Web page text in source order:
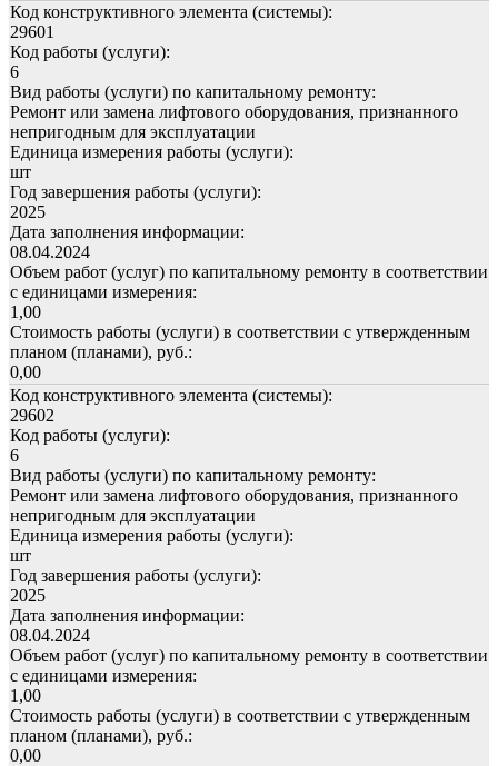
Код конструктивного элемента (системы):
29601
Код работы (услуги):
6
Вид работы (услуги) по капитальному ремонту:
Ремонт или замена лифтового оборудования, признанного
непригодным для эксплуатации
Единица измерения работы (услуги):
шт
Год завершения работы (услуги):
2025
Дата заполнения информации:
08.04.2024
Объем работ (услуг) по капитальному ремонту в соответствии
с единицами измерения:
1,00
Стоимость работы (услуги) в соответствии с утвержденным
планом (планами), руб.:
0,00
Код конструктивного элемента (системы):
29602
Код работы (услуги):
6
Вид работы (услуги) по капитальному ремонту:
Ремонт или замена лифтового оборудования, признанного
непригодным для эксплуатации
Единица измерения работы (услуги):
шт
Год завершения работы (услуги):
2025
Дата заполнения информации:
08.04.2024
Объем работ (услуг) по капитальному ремонту в соответствии
с единицами измерения:
1,00
Стоимость работы (услуги) в соответствии с утвержденным
планом (планами), руб.:
0,00